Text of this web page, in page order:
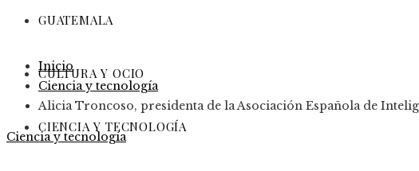
GUATEMALA
CULTURA Y OCIO
CIENCIA Y TECNOLOGÍA
Inicio
Ciencia y tecnología
Alicia Troncoso, presidenta de la Asociación Española de
Ciencia y tecnología